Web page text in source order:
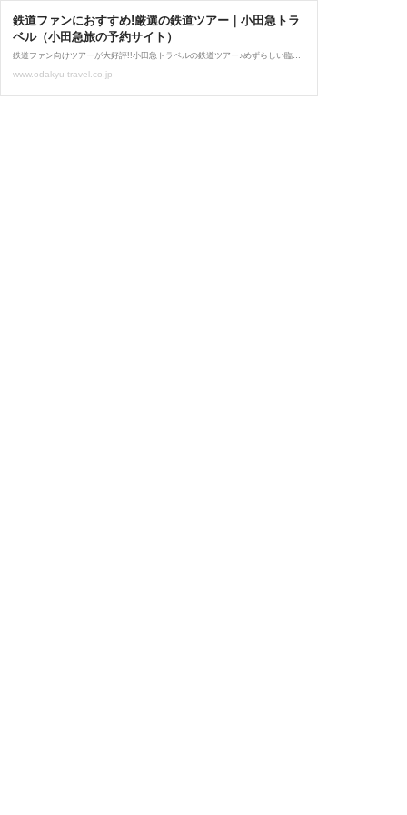
鉄道ファンにおすすめ!厳選の鉄道ツアー｜小田急トラ
ベル（小田急旅の予約サイト）
鉄道ファン向けツアーが大好評!!小田急トラベルの鉄道ツアー♪めずらしい臨時列車に乗車するツアー、さよなら運転ツアーなど鉄道がお好きな方に大満足の旅行ツアーをご紹介。
www.odakyu-travel.co.jp